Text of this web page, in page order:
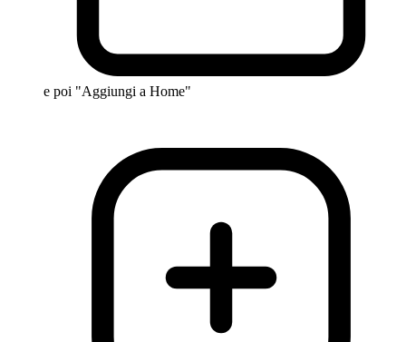
e poi "Aggiungi a Home"